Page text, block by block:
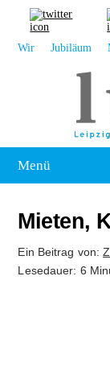
Wir Jubiläum
Menü
Kolumne
Mieten,
Ein Beitrag von:
Lesedauer: 6